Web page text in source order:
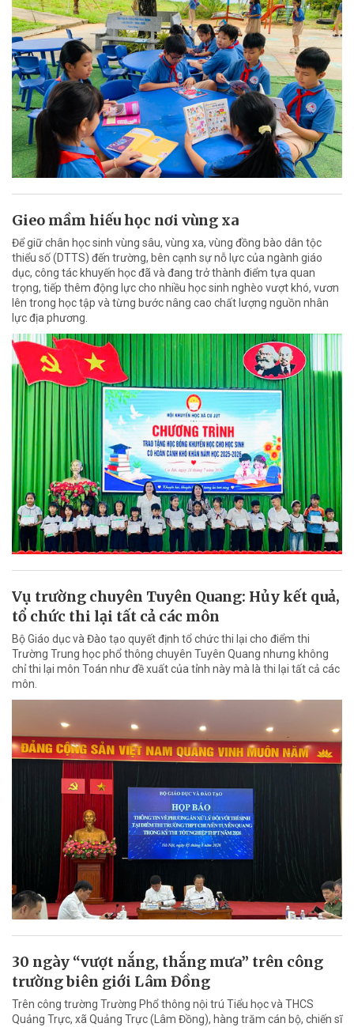
Gieo mầm hiếu học nơi vùng xa
Để giữ chân học sinh vùng sâu, vùng xa, vùng đồng bào dân tộc
thiểu số (DTTS) đến trường, bên cạnh sự nỗ lực của ngành giáo
dục, công tác khuyến học đã và đang trở thành điểm tựa quan
trọng, tiếp thêm động lực cho nhiều học sinh nghèo vượt khó, vươn
lên trong học tập và từng bước nâng cao chất lượng nguồn nhân
lực địa phương.
Vụ trường chuyên Tuyên Quang: Hủy kết quả,
tổ chức thi lại tất cả các môn
Bộ Giáo dục và Đào tạo quyết định tổ chức thi lại cho điểm thi
Trường Trung học phổ thông chuyên Tuyên Quang nhưng không
chỉ thi lại môn Toán như đề xuất của tỉnh này mà là thi lại tất cả các
môn.
30 ngày “vượt nắng, thắng mưa” trên công
trường biên giới Lâm Đồng
Trên công trường Trường Phổ thông nội trú Tiểu học và THCS
Quảng Trực, xã Quảng Trực (Lâm Đồng), hàng trăm cán bộ, chiến sĩ